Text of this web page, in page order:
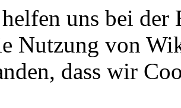
uns bei
Nutzung von
dass wir